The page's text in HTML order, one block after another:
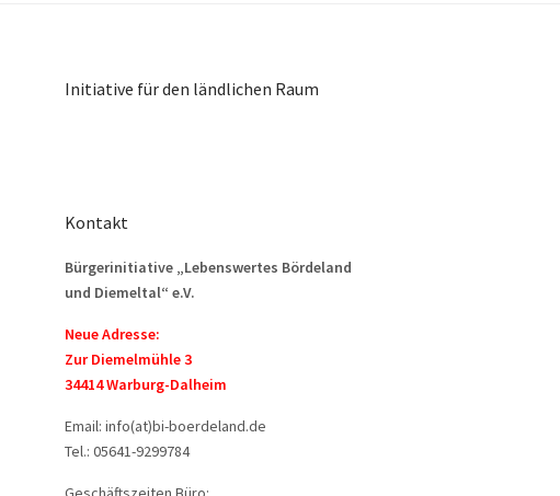
Initiative für den ländlichen Raum
Kontakt
Bürgerinitiative „Lebenswertes Bördeland
und Diemeltal“ e.V.
Neue Adresse:
Zur Diemelmühle 3
34414 Warburg-Dalheim
Email: info(at)bi-boerdeland.de
Tel.: 05641-9299784